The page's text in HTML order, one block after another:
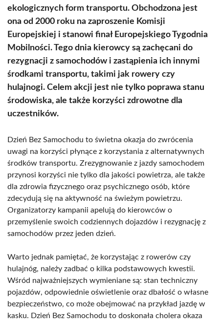
ekologicznych form transportu. Obchodzona jest
ona od 2000 roku na zaproszenie Komisji
Europejskiej i stanowi finał Europejskiego Tygodnia
Mobilności. Tego dnia kierowcy są zachęcani do
rezygnacji z samochodów i zastąpienia ich innymi
środkami transportu, takimi jak rowery czy
hulajnogi. Celem akcji jest nie tylko poprawa stanu
środowiska, ale także korzyści zdrowotne dla
uczestników.
Dzień Bez Samochodu to świetna okazja do zwrócenia
uwagi na korzyści płynące z korzystania z alternatywnych
środków transportu. Zrezygnowanie z jazdy samochodem
przynosi korzyści nie tylko dla jakości powietrza, ale także
dla zdrowia fizycznego oraz psychicznego osób, które
zdecydują się na aktywność na świeżym powietrzu.
Organizatorzy kampanii apelują do kierowców o
przemyślenie swoich codziennych dojazdów i rezygnację z
samochodów przez jeden dzień.
Warto jednak pamiętać, że korzystając z rowerów czy
hulajnóg, należy zadbać o kilka podstawowych kwestii.
Wśród najważniejszych wymieniane są: stan techniczny
pojazdów, odpowiednie oświetlenie oraz dbałość o własne
bezpieczeństwo, co może obejmować na przykład jazdę w
kasku. Dzień Bez Samochodu to doskonała cholera okaza